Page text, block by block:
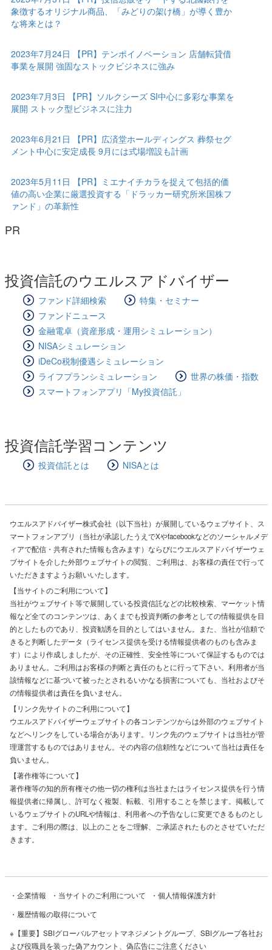
象徴するオリジナル商品、「みどりの架け橋」が導く豊か
な将来とは？
2023年7月24日 【PR】テンポイノベーション 店舗転貸借
事業を展開 強固なストックビジネスに強み
2023年7月3日 【PR】ソルクシーズ SI中心に多彩な事業を
展開 ストック型ビジネスに注力
2023年6月21日 【PR】広済堂ホールディングス 葬祭セグ
メント中心に安定成長 9月には式場増設も計画
2023年5月11日 【PR】ミエナイチカラを捉えて包括的価
値の高い企業に厳選投資する「ドラッカー研究所米国株フ
ァンド」の革新性
PR
投資信託のウエルスアドバイザー
ファンド詳細検索
特集・セミナー
ファンドニュース
金融電卓（資産形成・運用シミュレーション）
NISAシミュレーション
iDeCo税制優遇シミュレーション
ライフプランシミュレーション
世界の株価・指数
スマートフォンアプリ「My投資信託」
投資信託学習コンテンツ
投資信託とは NISAとは
ウエルスアドバイザー株式会社（以下当社）が展開しているウェブサイト、ス
マートフォンアプリ（当社が承認したうえでXやfacebookなどのソーシャルメデ
ィアで配信・共有された情報も含みます）ならびにウエルスアドバイザーウェ
ブサイトを介した外部ウェブサイトの閲覧、ご利用は、お客様の責任で行って
いただきますようお願いいたします。
【当サイトのご利用について】
当社がウェブサイト等で展開している投資信託などの比較検索、マーケット情
報など全てのコンテンツは、あくまでも投資判断の参考としての情報提供を目
的としたものであり、投資勧誘を目的としてはいません。また、当社が信頼で
きると判断したデータ（ライセンス提供を受ける情報提供者のものも含みま
す）により作成しましたが、その正確性、安全性等について保証するものでは
ありません。ご利用はお客様の判断と責任のもとに行って下さい。利用者が当
該情報などに基づいて被ったとされるいかなる損害についても、当社およびそ
の情報提供者は責任を負いません。
【リンク先サイトのご利用について】
ウエルスアドバイザーウェブサイトの各コンテンツからは外部のウェブサイト
などへリンクをしている場合があります。リンク先のウェブサイトは当社が管
理運営するものではありません。その内容の信頼性などについて当社は責任を
負いません。
【著作権等について】
著作権等の知的所有権その他一切の権利は当社またはライセンス提供を行う情
報提供者に帰属し、許可なく複製、転載、引用することを禁じます。掲載して
いるウェブサイトのURLや情報は、利用者への予告なしに変更できるものとし
ます。ご利用の際は、以上のことをご理解、ご承諾されたものとさせていただ
きます。
・ 企業情報 ・ 当サイトのご利用について ・ 個人情報保護方針
・ 履歴情報の取得について
※【重要】SBIグローバルアセットマネジメントグループ、SBIグループ各社お
よび役職員を装った偽アカウント、偽広告にご注意ください